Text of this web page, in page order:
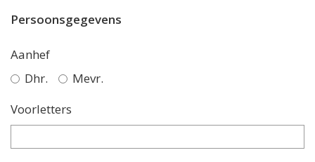
Persoonsgegevens
Aanhef
Dhr.
Mevr.
Voorletters